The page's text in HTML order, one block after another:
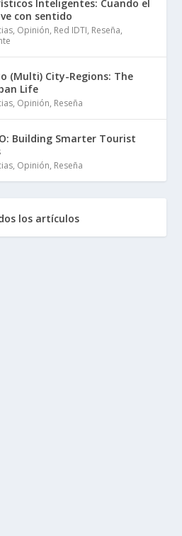
Inteligentes: Cuando el
con sentido
, Opinión, Red IDTI, Reseña,
(Multi) City-Regions: The
Life
, Opinión, Reseña
Building Smarter Tourist
, Opinión, Reseña
los artículos